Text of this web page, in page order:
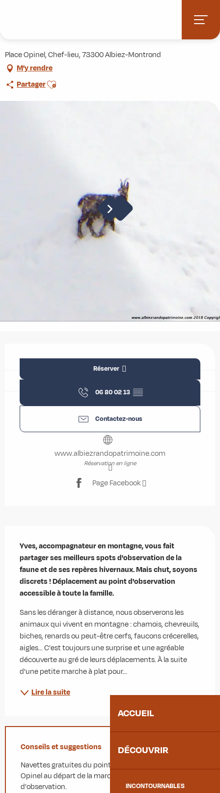
ACCUEIL
DÉCOUVRIR
INCONTOURNABLES
Place Opinel, Chef-lieu, 73300 Albiez-Montrond
M'y rendre
PartagerAjouter aux favoris
Réserver
06 80 02 13 ▒▒
Contactez-nous
www.albiezrandopatrimoine.com
Réservation en ligne
Page Facebook
Yves, accompagnateur en montagne, vous fait
partager ses meilleurs spots d'observation de la
faune et de ses repères hivernaux. Mais chut, soyons
discrets ! Déplacement au point d'observation
accessible à toute la famille.
Sans les déranger à distance, nous observerons les
animaux qui vivent en montagne : chamois, chevreuils,
biches, renards ou peut-être cerfs, faucons crécerelles,
aigles… C'est toujours une surprise et une agréable
découverte au gré de leurs déplacements. À la suite
d'une petite marche à plat pour...
Lire la suite
Conseils et suggestions
Navettes gratuites du point de rendez-vous Place
Opinel au départ de la marche pour rejoindre le point
d'observation.